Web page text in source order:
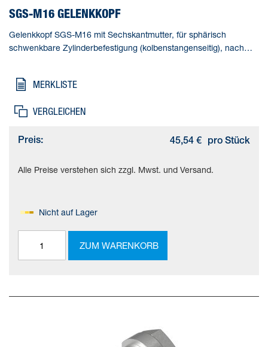
SGS-M16 GELENKKOPF
Gelenkkopf SGS-M16 mit Sechskantmutter, für sphärisch
schwenkbare Zylinderbefestigung (kolbenstangenseitig), nach
Korrosionsbeanspruchung, Umgebungstemperatur=-40 - 150 °C,
MERKLISTE
VERGLEICHEN
Preis: 45,54 € pro Stück
Alle Preise verstehen sich zzgl. Mwst. und Versand.
Nicht auf Lager
ZUM WARENKORB